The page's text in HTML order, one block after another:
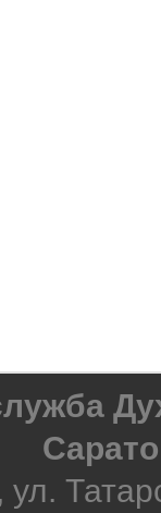
ул.